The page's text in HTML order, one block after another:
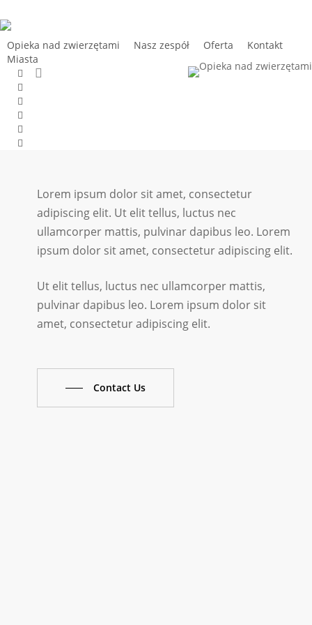
to
main
content
Opieka nad zwierzętami Nasz zespół Oferta
Kontakt
Miasta
facebook
pinterest
youtube
instagram
tiktok
email
Strona główna
Lorem ipsum dolor sit amet, consectetur
adipiscing elit. Ut elit tellus, luctus nec
ullamcorper mattis, pulvinar dapibus leo. Lorem
ipsum dolor sit amet, consectetur adipiscing elit.
Ut elit tellus, luctus nec ullamcorper mattis,
pulvinar dapibus leo. Lorem ipsum dolor sit
amet, consectetur adipiscing elit.
Contact Us